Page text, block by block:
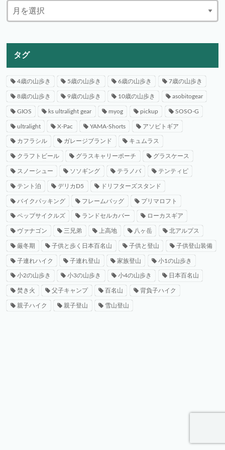
タグ
4歳の山歩き 5歳の山歩き 6歳の山歩き 7歳の山歩き
8歳の山歩き 9歳の山歩き 10歳の山歩き asobitogear
GIOS ks ultralight gear myog pickup SOSO-G
ultralight X-Pac YAMA-Shorts アソビトギア
カフラシル ガレージブランド キュムラス
クラフトビール グラスキャリーポーチ グラスケース
スノーシュー ソソギング テラノバ テンティピ
テント泊 デリカD5 ドリフターズスタンド
バイクパッキング フレームバッグ プリマロフト
ペップサイクルズ ランドセルカバー ローカスギア
ヴァナゴン 三兄弟 上高地 八ヶ岳 北アルプス
厳冬期 子供と歩く日本百名山 子供と登山 子供登山装備
子連れハイク 子連れ登山 家族登山 小1の山歩き
小2の山歩き 小3の山歩き 小4の山歩き 日本百名山
焚き火 父子キャンプ 百名山 背負子ハイク
親子ハイク 親子登山 雪山登山